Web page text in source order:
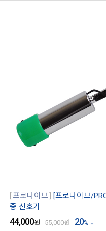
프로다이브
[프로다이브/
중 신호기
44,000원 55,000원 20%